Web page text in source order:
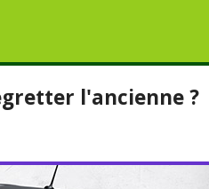
l'ancienne ?